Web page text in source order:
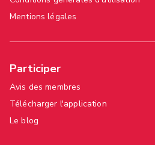
Mentions légales
Participer
Avis des membres
Télécharger l'application
Le blog